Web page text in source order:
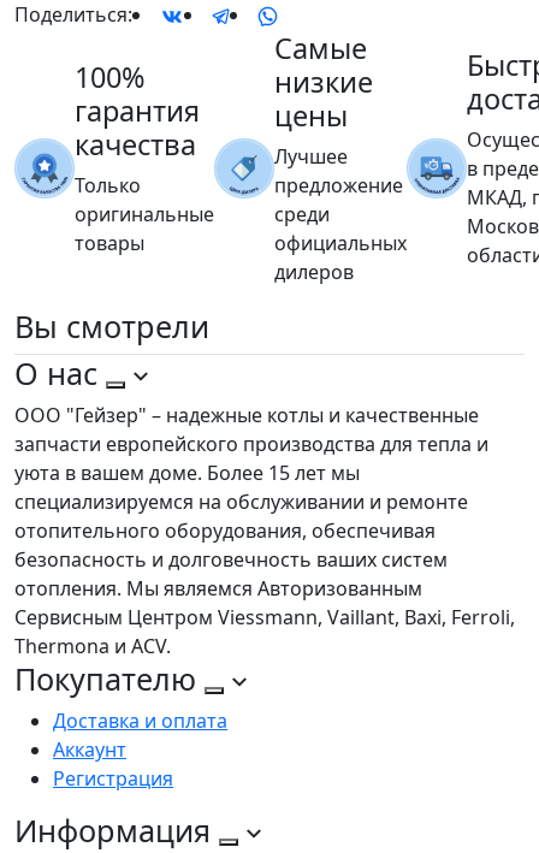
Поделиться:
100%
гарантия
качества
Только
оригинальные
товары
Самые
низкие
цены
Лучшее
предложение
среди
официальных
дилеров
в
МКАД,
Вы смотрели
О нас
ООО "Гейзер" – надежные котлы и качественные
запчасти европейского производства для тепла и
уюта в вашем доме. Более 15 лет мы
специализируемся на обслуживании и ремонте
отопительного оборудования, обеспечивая
безопасность и долговечность ваших систем
отопления. Мы являемся Авторизованным
Сервисным Центром Viessmann, Vaillant, Baxi, Ferroli,
Thermona и ACV.
Покупателю
Доставка и оплата
Аккаунт
Регистрация
Информация